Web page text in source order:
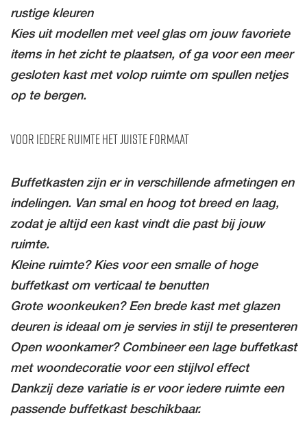
rustige kleuren
Kies uit modellen met veel glas om jouw favoriete
items in het zicht te plaatsen, of ga voor een meer
gesloten kast met volop ruimte om spullen netjes
op te bergen.
Voor iedere ruimte het juiste formaat
Buffetkasten zijn er in verschillende afmetingen en
indelingen. Van smal en hoog tot breed en laag,
zodat je altijd een kast vindt die past bij jouw
ruimte.
Kleine ruimte? Kies voor een smalle of hoge
buffetkast om verticaal te benutten
Grote woonkeuken? Een brede kast met glazen
deuren is ideaal om je servies in stijl te presenteren
Open woonkamer? Combineer een lage buffetkast
met woondecoratie voor een stijlvol effect
Dankzij deze variatie is er voor iedere ruimte een
passende buffetkast beschikbaar.